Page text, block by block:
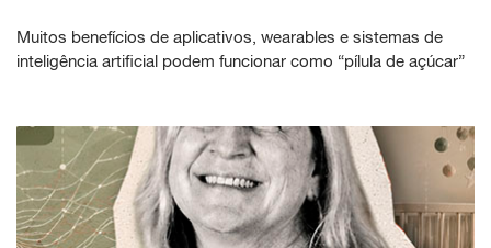
Muitos benefícios de aplicativos, wearables e sistemas de
inteligência artificial podem funcionar como “pílula de açúcar”